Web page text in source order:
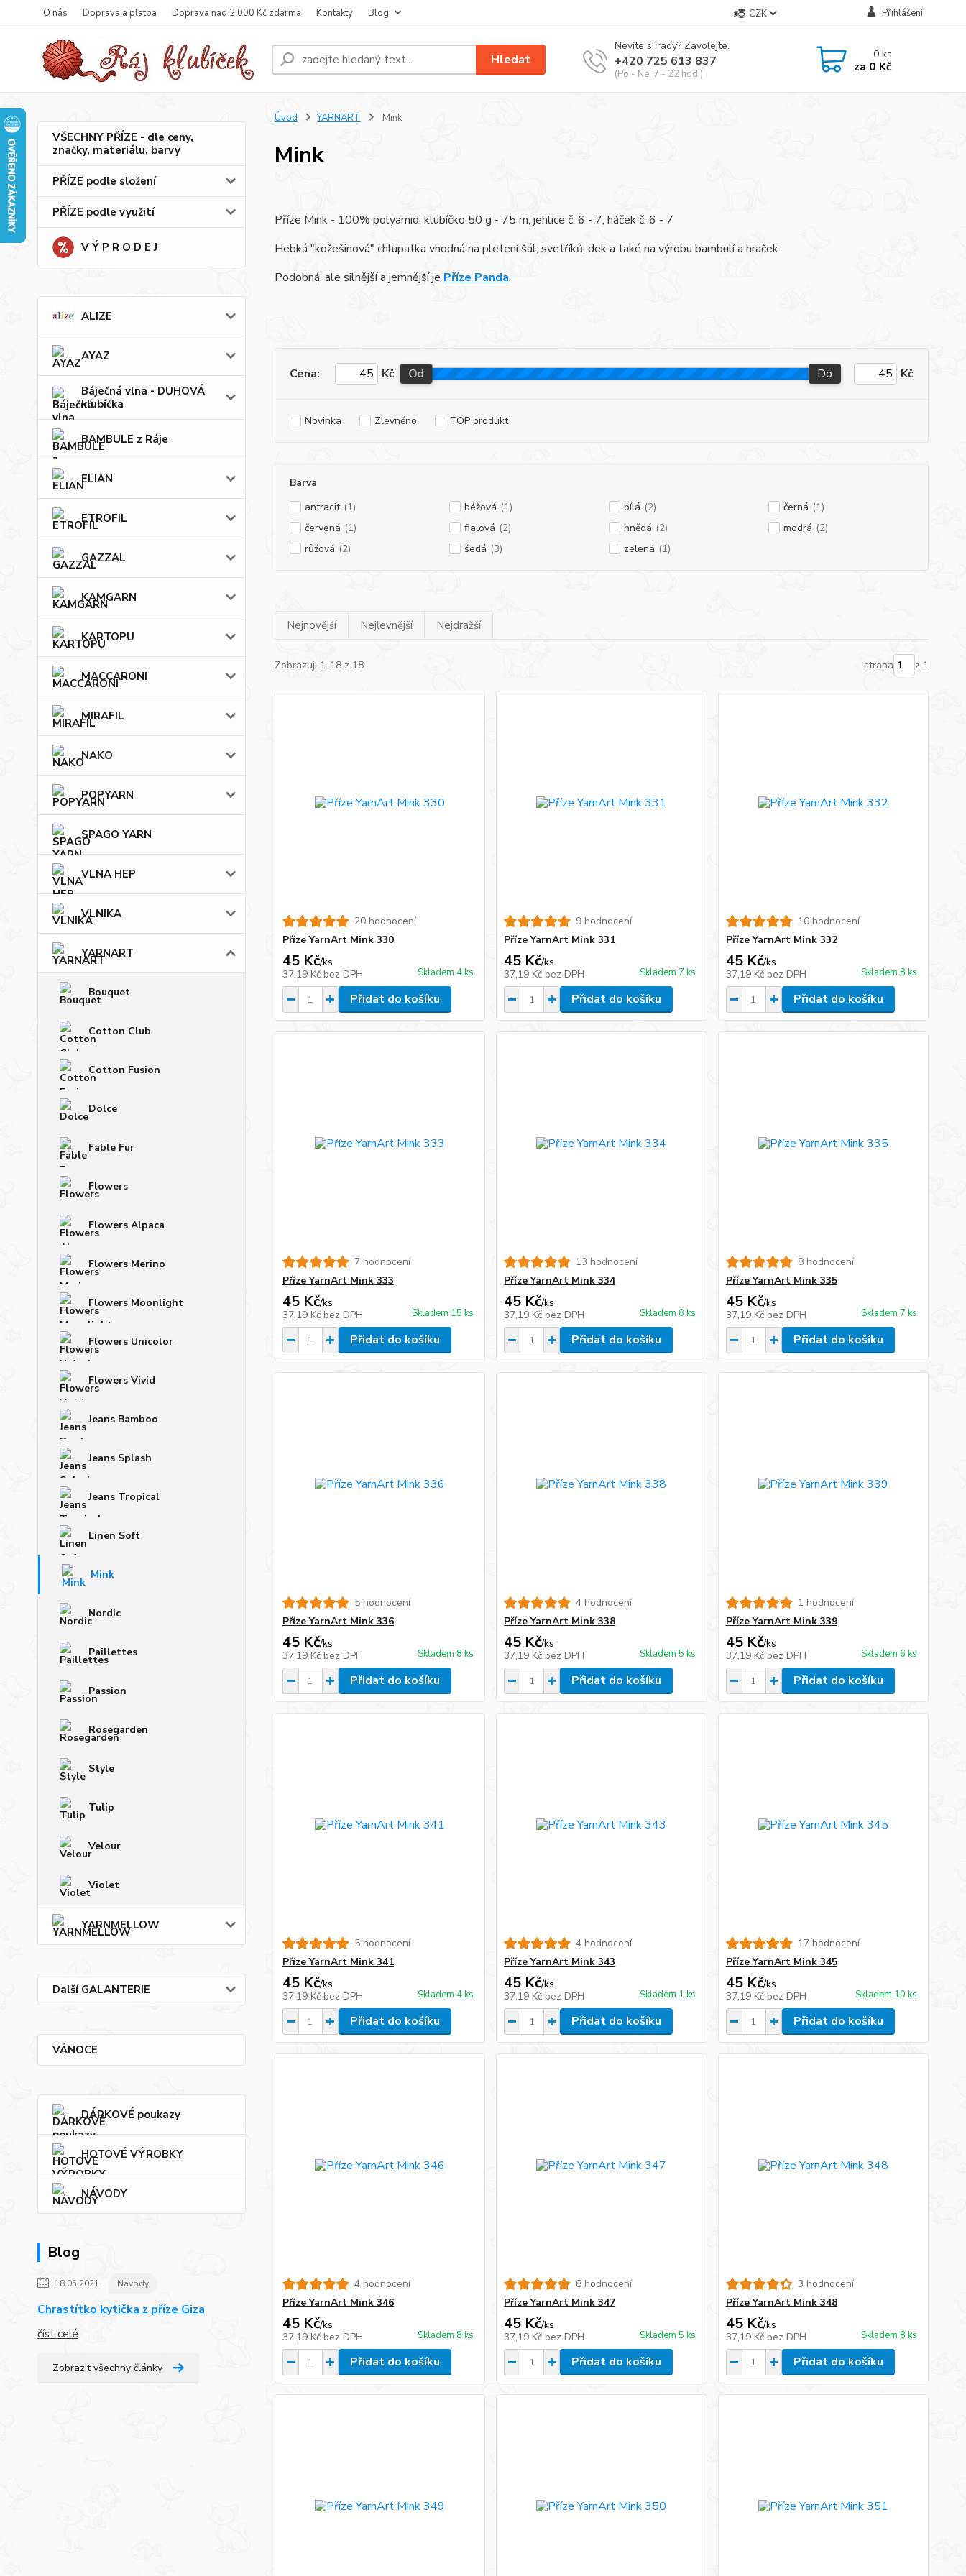
O nás Doprava a platba Doprava nad 2 000 Kč zdarma Kontakty Blog CZK Přihlášení
Hledat
Nevíte si rady? Zavolejte.
+420 725 613 837
(Po - Ne, 7 - 22 hod.)
0ks
za 0 Kč
VŠECHNY PŘÍZE - dle ceny,
značky, materiálu, barvy
PŘÍZE podle složení
PŘÍZE podle využití
V Ý P R O D E J
ALIZE
AYAZ
Báječná vlna - DUHOVÁ
klubíčka
BAMBULE z Ráje
ELIAN
ETROFIL
GAZZAL
KAMGARN
KARTOPU
MACCARONI
MIRAFIL
NAKO
POPYARN
SPAGO YARN
VLNA HEP
VLNIKA
YARNART
Bouquet
Cotton Club
Cotton Fusion
Dolce
Fable Fur
Flowers
Flowers Alpaca
Flowers Merino
Flowers Moonlight
Flowers Unicolor
Flowers Vivid
Jeans Bamboo
Jeans Splash
Jeans Tropical
Linen Soft
Mink
Nordic
Paillettes
Passion
Rosegarden
Style
Tulip
Velour
Violet
YARNMELLOW
Další GALANTERIE
VÁNOCE
DÁRKOVÉ poukazy
HOTOVÉ VÝROBKY
NÁVODY
Blog
18.05.2021 Návody
Chrastítko kytička z příze Giza
číst celé
Zobrazit všechny články
Úvod YARNART Mink
Mink
Příze Mink - 100% polyamid, klubíčko 50 g - 75 m, jehlice č. 6 - 7, háček č. 6 - 7
Hebká "kožešinová" chlupatka vhodná na pletení šál, svetříků, dek a také na výrobu bambulí a hraček.
Podobná, ale silnější a jemnější je Příze Panda.
Cena: Kč Od Do Kč
Novinka Zlevněno TOP produkt
Barva
antracit (1) béžová (1) bílá (2) černá (1)
červená (1) fialová (2) hnědá (2) modrá (2)
růžová (2) šedá (3) zelená (1)
Nejnovější Nejlevnější Nejdražší
Zobrazuji 1-18 z 18 strana z 1
20 hodnocení
Příze YarnArt Mink 330
45 Kč/ks
37,19 Kč bez DPH Skladem 4 ks
Přidat do košíku
9 hodnocení
Příze YarnArt Mink 331
45 Kč/ks
37,19 Kč bez DPH Skladem 7 ks
Přidat do košíku
10 hodnocení
Příze YarnArt Mink 332
45 Kč/ks
37,19 Kč bez DPH Skladem 8 ks
Přidat do košíku
7 hodnocení
Příze YarnArt Mink 333
45 Kč/ks
37,19 Kč bez DPH Skladem 15 ks
Přidat do košíku
13 hodnocení
Příze YarnArt Mink 334
45 Kč/ks
37,19 Kč bez DPH Skladem 8 ks
Přidat do košíku
8 hodnocení
Příze YarnArt Mink 335
45 Kč/ks
37,19 Kč bez DPH Skladem 7 ks
Přidat do košíku
5 hodnocení
Příze YarnArt Mink 336
45 Kč/ks
37,19 Kč bez DPH Skladem 8 ks
Přidat do košíku
4 hodnocení
Příze YarnArt Mink 338
45 Kč/ks
37,19 Kč bez DPH Skladem 5 ks
Přidat do košíku
1 hodnocení
Příze YarnArt Mink 339
45 Kč/ks
37,19 Kč bez DPH Skladem 6 ks
Přidat do košíku
5 hodnocení
Příze YarnArt Mink 341
45 Kč/ks
37,19 Kč bez DPH Skladem 4 ks
Přidat do košíku
4 hodnocení
Příze YarnArt Mink 343
45 Kč/ks
37,19 Kč bez DPH Skladem 1 ks
Přidat do košíku
17 hodnocení
Příze YarnArt Mink 345
45 Kč/ks
37,19 Kč bez DPH Skladem 10 ks
Přidat do košíku
4 hodnocení
Příze YarnArt Mink 346
45 Kč/ks
37,19 Kč bez DPH Skladem 8 ks
Přidat do košíku
8 hodnocení
Příze YarnArt Mink 347
45 Kč/ks
37,19 Kč bez DPH Skladem 5 ks
Přidat do košíku
3 hodnocení
Příze YarnArt Mink 348
45 Kč/ks
37,19 Kč bez DPH Skladem 8 ks
Přidat do košíku